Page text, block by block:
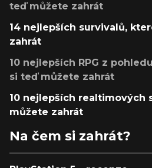
teď můžete zahrát
14 nejlepších survivalů,
zahrát
10 nejlepších RPG z
si teď můžete zahrát
10 nejlepších realtimových
můžete zahrát
Na čem si zahrát?